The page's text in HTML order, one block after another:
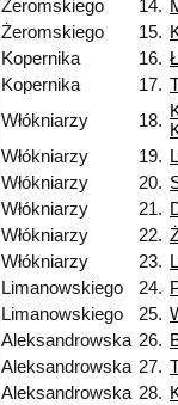
Żeromskiego
14.
Żeromskiego
15.
Kopernika
16.
Kopernika
17.
Włókniarzy
18.
Włókniarzy 19.
Włókniarzy
20.
Włókniarzy
21.
Włókniarzy
22.
Włókniarzy
23.
Limanowskiego
24.
Limanowskiego
25.
Aleksandrowska 26.
Aleksandrowska 27.
Aleksandrowska 28.